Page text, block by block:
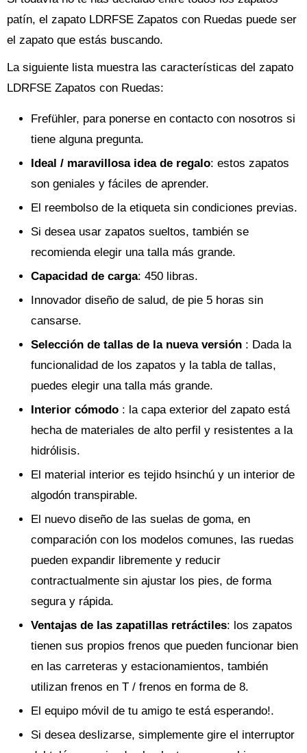
patín, el zapato LDRFSE Zapatos con Ruedas puede ser
el zapato que estás buscando.
La siguiente lista muestra las características del zapato
LDRFSE Zapatos con Ruedas:
Frefühler, para ponerse en contacto con nosotros si
tiene alguna pregunta.
Ideal / maravillosa idea de regalo: estos zapatos
son geniales y fáciles de aprender.
El reembolso de la etiqueta sin condiciones previas.
Si desea usar zapatos sueltos, también se
recomienda elegir una talla más grande.
Capacidad de carga: 450 libras.
Innovador diseño de salud, de pie 5 horas sin
cansarse.
Selección de tallas de la nueva versión : Dada la
funcionalidad de los zapatos y la tabla de tallas,
puedes elegir una talla más grande.
Interior cómodo : la capa exterior del zapato está
hecha de materiales de alto perfil y resistentes a la
hidrólisis.
El material interior es tejido hsinchú y un interior de
algodón transpirable.
El nuevo diseño de las suelas de goma, en
comparación con los modelos comunes, las ruedas
pueden expandir libremente y reducir
contractualmente sin ajustar los pies, de forma
segura y rápida.
Ventajas de las zapatillas retráctiles: los zapatos
tienen sus propios frenos que pueden funcionar bien
en las carreteras y estacionamientos, también
utilizan frenos en T / frenos en forma de 8.
El equipo móvil de tu amigo te está esperando!.
Si desea deslizarse, simplemente gire el interruptor